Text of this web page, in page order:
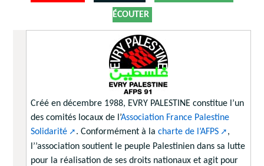
ÉCOUTER
Créé en décembre 1988, EVRY PALESTINE constitue l’un
des comités locaux de l’Association France Palestine
Solidarité
. Conformément à la charte de l’AFPS
,
l’’association soutient le peuple Palestinien dans sa lutte
pour la réalisation de ses droits nationaux et agit pour